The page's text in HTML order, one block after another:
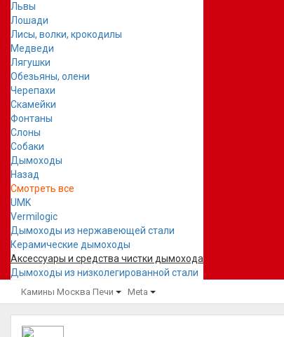
Львы
Лошади
Лисы, волки, крокодилы
Медведи
Лягушки
Обезьяны, олени
Черепахи
Скамейки
Фонтаны
Слоны
Собаки
Дымоходы
Назад
Смотреть все
UMK
Vermilogic
Дымоходы из нержавеющей стали
Керамические дымоходы
Аксессуары и средства чистки дымохода
Дымоходы из низколегированной стали
Камины Москва Печи Meta